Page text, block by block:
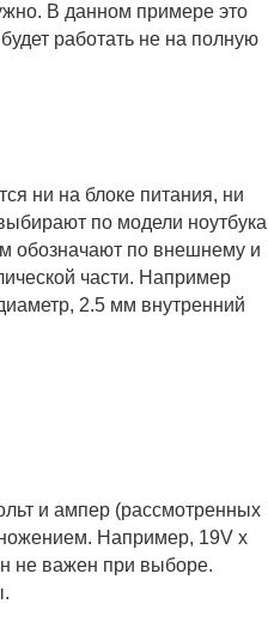
В данном примере это
работать не на полную
ни на блоке питания, ни
по модели ноутбука
обозначают по внешнему и
части. Например
2.5 мм внутренний
и ампер (рассмотренных
Например, 19V x
не важен при выборе.